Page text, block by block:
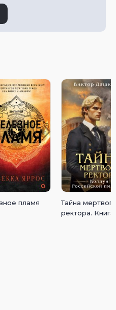
пламя
Тайна
ректора. Книга